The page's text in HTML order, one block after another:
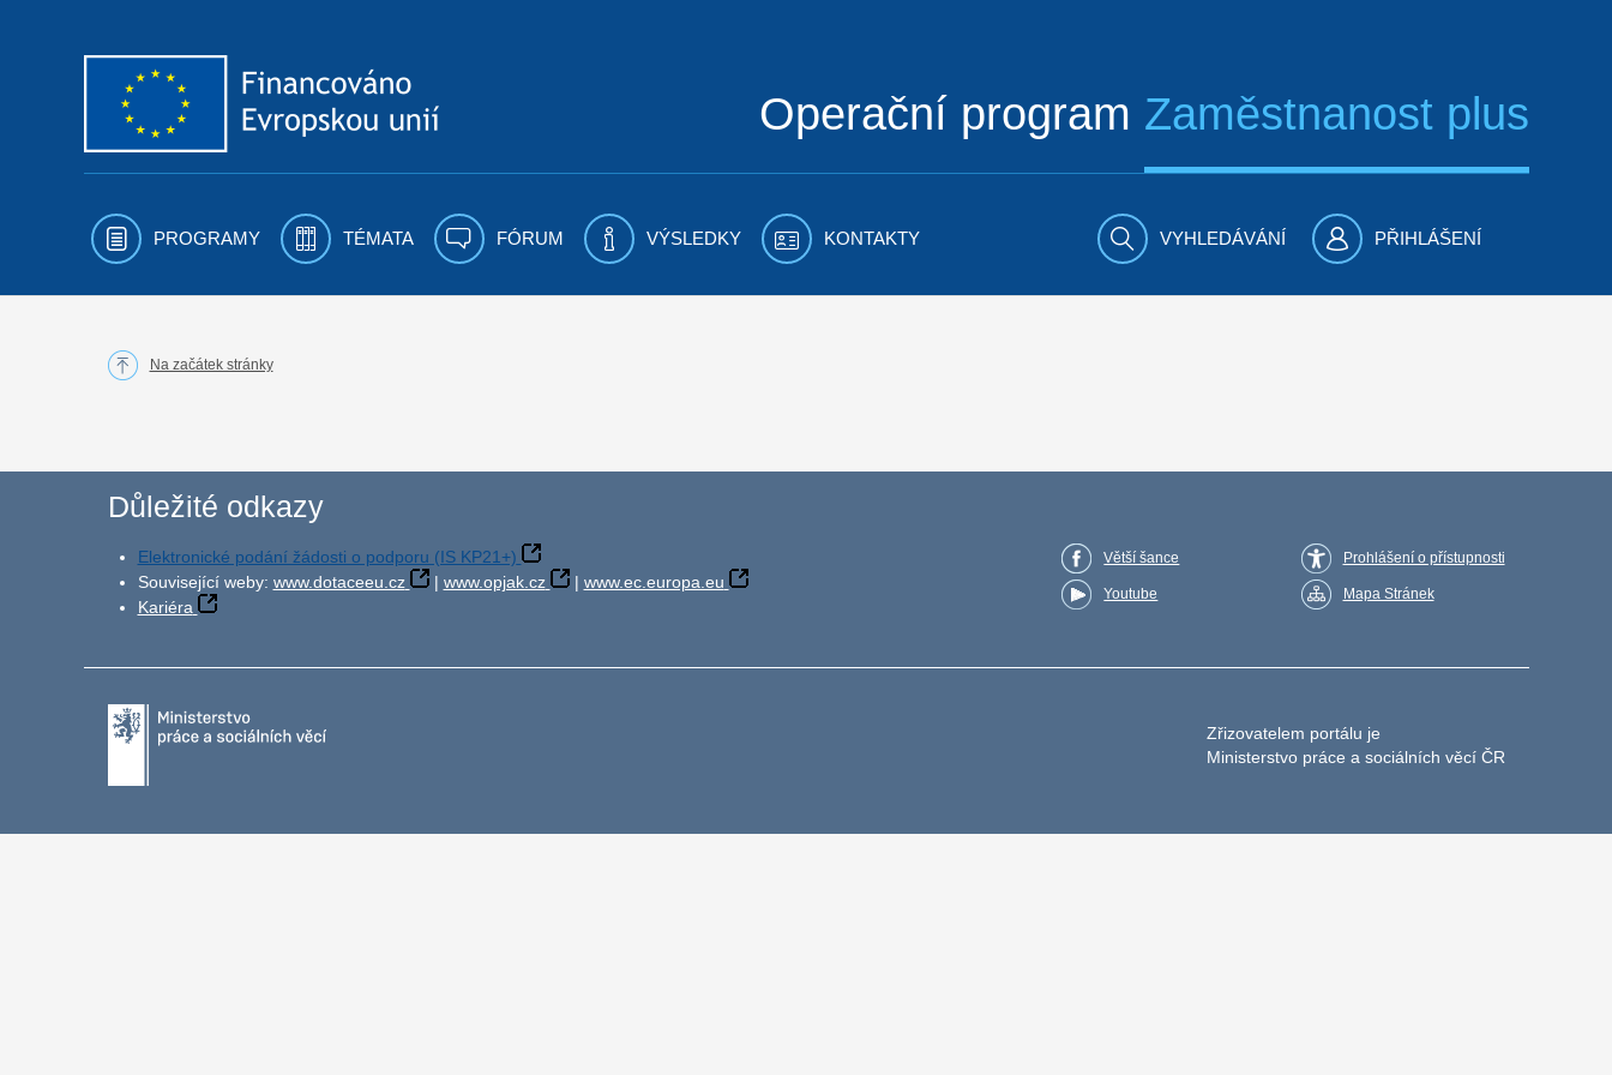
Operační program Zaměstnanost plus
PROGRAMY TÉMATA FÓRUM VÝSLEDKY KONTAKTY VYHLEDÁVÁNÍ PŘIHLÁŠENÍ
Na začátek stránky
Důležité odkazy
Elektronické podání žádosti o podporu (IS KP21+)
Související weby: www.dotaceeu.cz | www.opjak.cz | www.ec.europa.eu
Kariéra
Větší šance
Youtube
Prohlášení o přístupnosti
Mapa Stránek
Zřizovatelem portálu je
Ministerstvo práce a sociálních věcí ČR